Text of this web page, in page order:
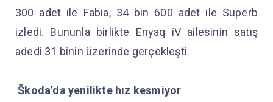
300 adet ile Fabia, 34 bin 600 adet ile Superb
izledi. Bununla birlikte Enyaq iV ailesinin satış
adedi 31 binin üzerinde gerçekleşti.
Škoda’da yenilikte hız kesmiyor